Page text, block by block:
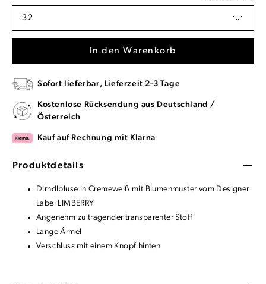
32
In den Warenkorb
Sofort lieferbar, Lieferzeit 2-3 Tage
Kostenlose Rücksendung aus Deutschland /
Österreich
Kauf auf Rechnung mit Klarna
Produktdetails
Dirndlbluse in Cremeweiß mit Blumenmuster vom Designer
Label LIMBERRY
Angenehm zu tragender transparenter Stoff
Lange Ärmel
Verschluss mit einem Knopf hinten